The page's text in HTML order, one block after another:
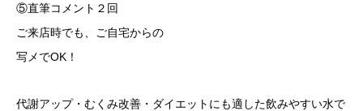
⑤直筆コメント２回
ご来店時でも、ご自宅からの
写メでOK！
代謝アップ・むくみ改善・ダイエットにも適した飲みやすい水で